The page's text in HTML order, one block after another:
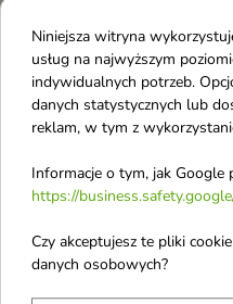

Bio-Oil Specjalistyczny
olejek do pielęgnacji
skóry 200 ml
21,40 €
Niniejsza witryna
usług na najwyższym
indywidualnych potrzeb.
danych statystycznych lub
reklam, w tym z
Informacje o tym, jak Google
https://
Czy akceptujesz te pliki
danych osobowych?